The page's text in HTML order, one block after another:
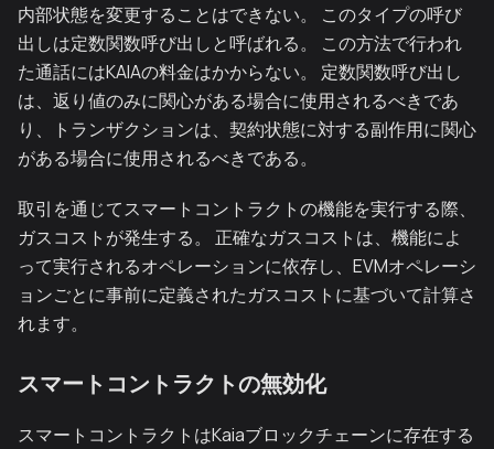
内部状態を変更することはできない。 このタイプの呼び
出しは定数関数呼び出しと呼ばれる。 この方法で行われ
た通話にはKAIAの料金はかからない。 定数関数呼び出し
は、返り値のみに関心がある場合に使用されるべきであ
り、トランザクションは、契約状態に対する副作用に関心
がある場合に使用されるべきである。
取引を通じてスマートコントラクトの機能を実行する際、
ガスコストが発生する。 正確なガスコストは、機能によ
って実行されるオペレーションに依存し、EVMオペレーシ
ョンごとに事前に定義されたガスコストに基づいて計算さ
れます。
スマートコントラクトの無効化
スマートコントラクトはKaiaブロックチェーンに存在する